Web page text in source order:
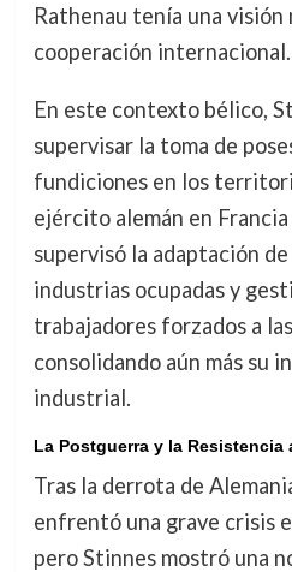
Rathenau tenía una visión
cooperación internacional.
En este contexto bélico,
supervisar la toma de
fundiciones en los
ejército alemán en
supervisó la adaptación
industrias ocupadas y
trabajadores forzados a
consolidando aún más su
industrial.
La Postguerra y la Resistencia
Tras la derrota de
enfrentó una grave crisis
pero Stinnes mostró una